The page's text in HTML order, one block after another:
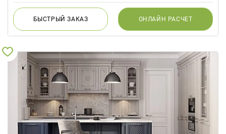
БЫСТРЫЙЗАКАЗ ОНЛАЙН РАСЧЕТ